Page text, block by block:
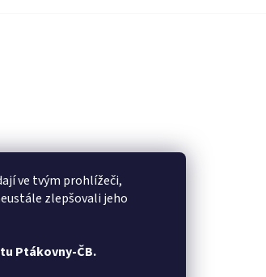
ve tvým prohlížeči,
zlepšovali jeho
Ptákovny-ČB.